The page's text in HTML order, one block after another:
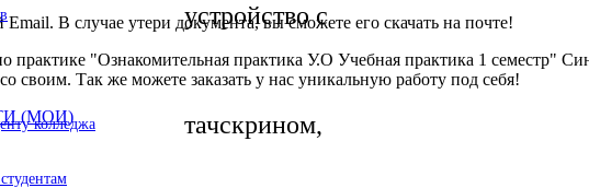
устройство с
тачскрином,
колледжа
В случае утери документа, вы сможете его скачать на почте!
практике "Ознакомительная практика У.О Учебная практика 1 семестр"
своим. Так же можете заказать у нас уникальную работу под себя!
(МОИ)